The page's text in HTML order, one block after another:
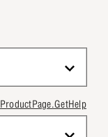
ProductPage.GetHelp